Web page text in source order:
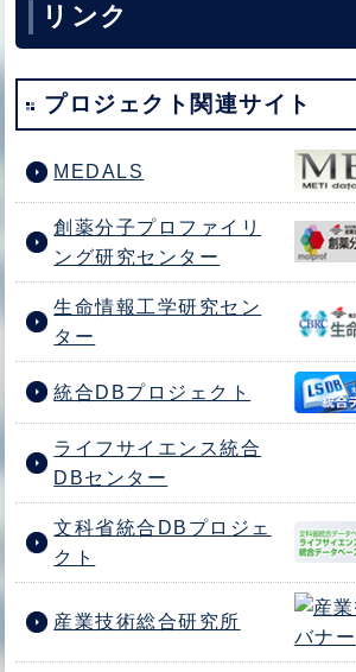
リンク
プロジェクト関連サイト
MEDALS
創薬分子プロファイリ
ング研究センター
生命情報工学研究セン
ター
統合DBプロジェクト
ライフサイエンス統合
DBセンター
文科省統合DBプロジェ
クト
産業技術総合研究所